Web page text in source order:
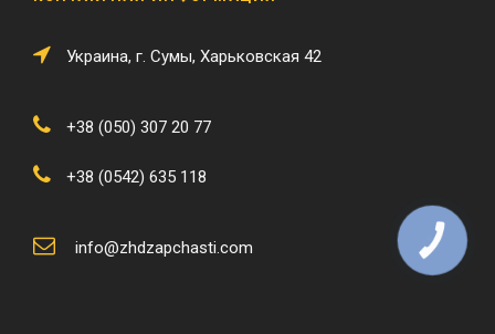
Украина, г. Сумы, Харьковская 42
+38 (050) 307 20 77
+38 (0542) 635 118
info@zhdzapchasti.com
КНОПКА
ЗВ'ЯЗКУ